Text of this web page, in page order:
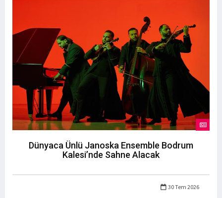
Dünyaca Ünlü Janoska Ensemble Bodrum
Kalesi’nde Sahne Alacak
30 Tem 2026